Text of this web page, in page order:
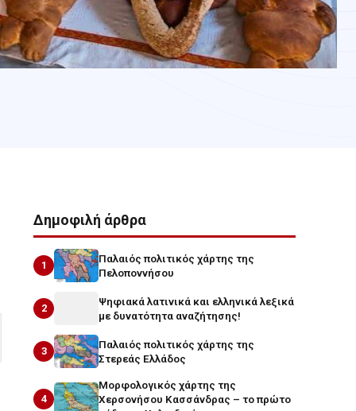
Δημοφιλή άρθρα
1
Παλαιός πολιτικός χάρτης της
Πελοποννήσου
2
Ψηφιακά λατινικά και ελληνικά λεξικά
με δυνατότητα αναζήτησης!
3
Παλαιός πολιτικός χάρτης της
Στερεάς Ελλάδος
4
Μορφολογικός χάρτης της
Χερσονήσου Κασσάνδρας – το πρώτο